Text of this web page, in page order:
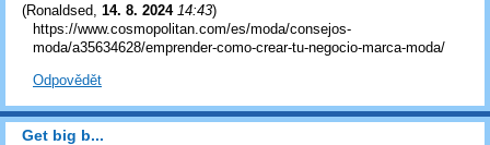
(Ronaldsed 14. 8. 2024 14:43)
https://www.cosmopolitan.com/es/moda/consejos-
moda/a35634628/emprender-como-crear-tu-negocio-marca-moda/
Odpovědět
Get big b...